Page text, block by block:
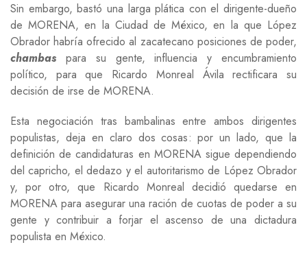
Sin embargo, bastó una larga plática con el dirigente-dueño
de MORENA, en la Ciudad de México, en la que López
Obrador habría ofrecido al zacatecano posiciones de poder,
chambas para su gente, influencia y encumbramiento
político, para que Ricardo Monreal Ávila rectificara su
decisión de irse de MORENA.
Esta negociación tras bambalinas entre ambos dirigentes
populistas, deja en claro dos cosas: por un lado, que la
definición de candidaturas en MORENA sigue dependiendo
del capricho, el dedazo y el autoritarismo de López Obrador
y, por otro, que Ricardo Monreal decidió quedarse en
MORENA para asegurar una ración de cuotas de poder a su
gente y contribuir a forjar el ascenso de una dictadura
populista en México.